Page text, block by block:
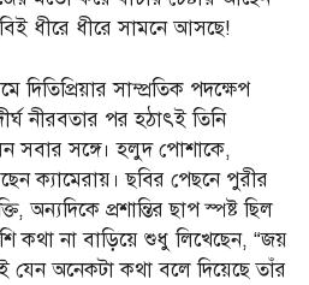
ধীরে ধীরে সামনে আসছে!
সাম্প্রতিক পদক্ষেপ
নীরবতার পর হঠাৎই তিনি
সবার সঙ্গে। হলুদ পোশাকে,
ক্যামেরায়। ছবির পেছনে পুরীর
অন্যদিকে প্রশান্তির ছাপ স্পষ্ট ছিল
কথা না বাড়িয়ে শুধু লিখেছেন, “জয়
যেন অনেকটা কথা বলে দিয়েছে তাঁর